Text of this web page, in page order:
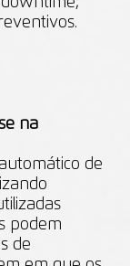
na
de
podem
de